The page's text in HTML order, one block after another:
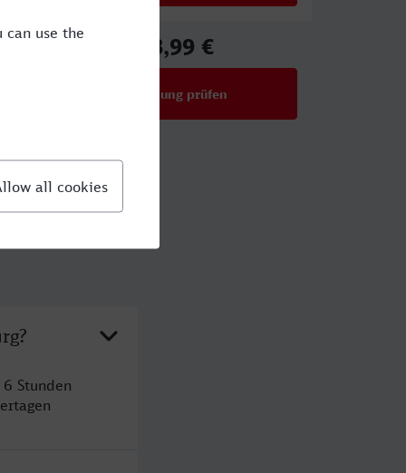
88,99 €
Verbindung prüfen
Stunden